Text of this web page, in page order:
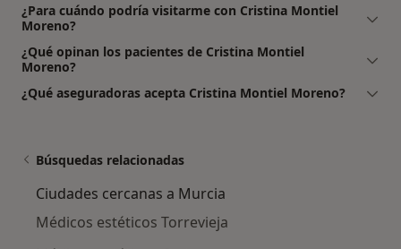
¿Para cuándo podría visitarme con Cristina Montiel
Moreno?
¿Qué opinan los pacientes de Cristina Montiel
Moreno?
¿Qué aseguradoras acepta Cristina Montiel Moreno?
Búsquedas relacionadas
Ciudades cercanas a Murcia
Médicos estéticos Torrevieja